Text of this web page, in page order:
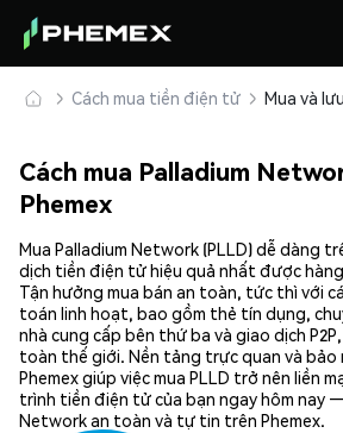
Cách mua tiền điện tử
Cách mua Palladium
Phemex
Mua Palladium Network (PLLD) dễ dàng
dịch tiền điện tử hiệu quả nhất được
Tận hưởng mua bán an toàn, tức thì với
toán linh hoạt, bao gồm thẻ tín dụng,
nhà cung cấp bên thứ ba và giao dịch
toàn thế giới. Nền tảng trực quan và bảo
Phemex giúp việc mua PLLD trở nên liền
trình tiền điện tử của bạn ngay hôm nay
Network an toàn và tự tin trên Phemex.